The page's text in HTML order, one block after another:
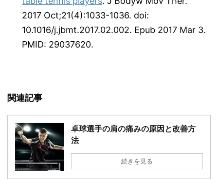
2017 Oct;21(4):1033-1036. doi:
10.1016/j.jbmt.2017.02.002. Epub 2017 Mar 3.
PMID: 29037620.
関連記事
卓球選手の肩の痛みの原因と改善方
法
続きを見る